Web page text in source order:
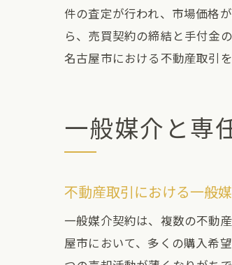
件の査定が行われ、市場価格
ら、売買契約の締結と手付金
名古屋市における不動産取引
一般媒介と専
不動産取引における一般
一般媒介契約は、複数の不動
屋市において、多くの購入希